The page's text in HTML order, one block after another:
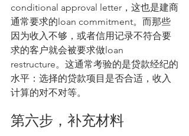
conditional approval letter，这也是建商
通常要求的loan commitment。而那些
因为收入不够，或者信用记录不符合要
求的客户就会被要求做loan
restructure。这通常考验的是贷款经纪的
水平：选择的贷款项目是否合适，收入
计算的对不对等。
第六步，补充材料